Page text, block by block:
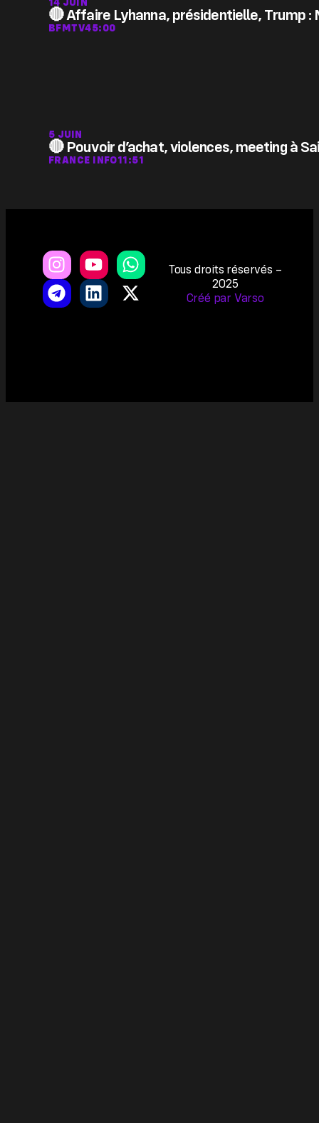
14 JUIN
🔴 Affaire Lyhanna, présidentielle, Trump :
BFMTV45:00
5 JUIN
🔴 Pouvoir d’achat, violences, meeting à
FRANCE INFO11:51
Tous droits réservés –
2025
Créé par Varso